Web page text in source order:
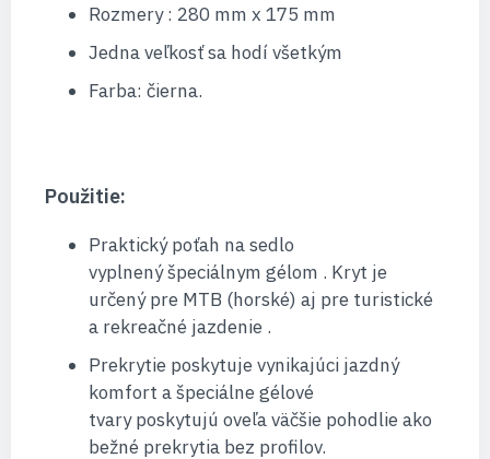
Rozmery : 280 mm x 175 mm
Jedna veľkosť sa hodí všetkým
Farba: čierna.
Použitie:
Praktický poťah na sedlo
vyplnený špeciálnym gélom . Kryt je
určený pre MTB (horské) aj pre turistické
a rekreačné jazdenie .
Prekrytie poskytuje vynikajúci jazdný
komfort a špeciálne gélové
tvary poskytujú oveľa väčšie pohodlie ako
bežné prekrytia bez profilov.